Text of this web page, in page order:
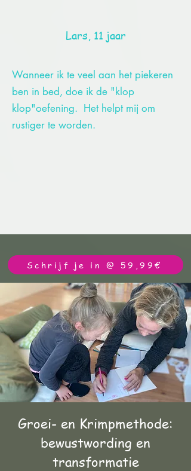
Lars, 11 jaar
Wanneer ik te veel aan het piekeren
ben in bed, doe ik de "klop
klop"oefening. Het helpt mij om
rustiger te worden.
Schrijf je in @ 59,99€
Groei- en Krimpmethode:
bewustwording en
transformatie